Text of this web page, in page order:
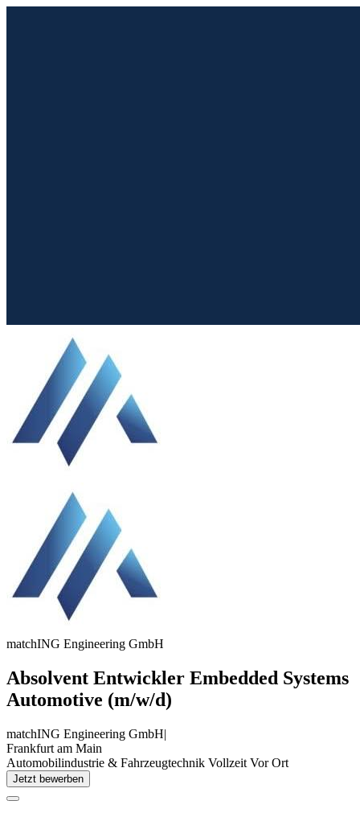
matchING Engineering GmbH
Absolvent Entwickler Embedded Systems
Automotive (m/w/d)
matchING Engineering GmbH|
Frankfurt am Main
Automobilindustrie & Fahrzeugtechnik Vollzeit Vor Ort
Jetzt bewerben